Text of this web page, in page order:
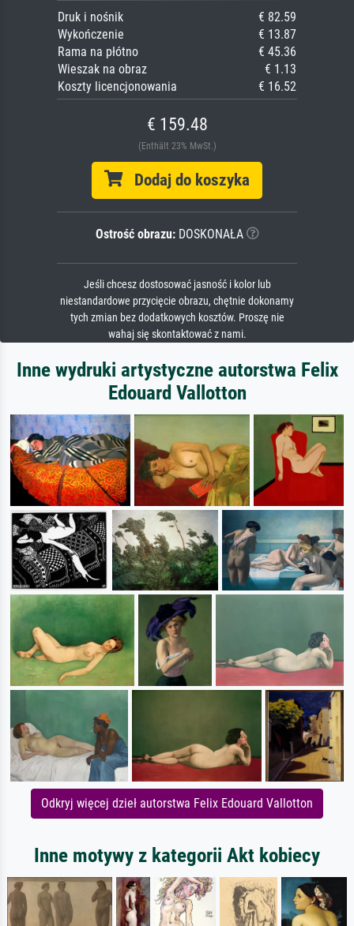
Druk i nośnik
€ 82.59
Wykończenie
€ 13.87
Rama na płótno
€ 45.36
Wieszak na obraz
€ 1.13
Koszty licencjonowania
€ 16.52
€ 159.48
(Enthält 23% MwSt.)
Dodaj do koszyka
Ostrość obrazu:DOSKONAŁA
Jeśli chcesz dostosować jasność i kolor lub
niestandardowe przycięcie obrazu, chętnie dokonamy
tych zmian bez dodatkowych kosztów. Proszę nie
wahaj się skontaktować z nami.
Inne wydruki artystyczne autorstwa Felix
Edouard Vallotton
Odkryj więcej dzieł autorstwa Felix Edouard Vallotton
Inne motywy z kategorii Akt kobiecy